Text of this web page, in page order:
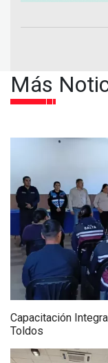
Más
Capacitación
Toldos